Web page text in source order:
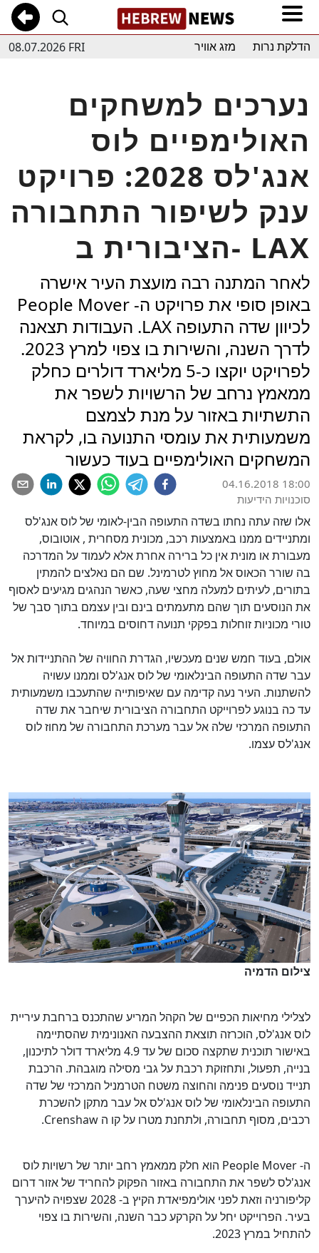
08.07.2026 FRI הדלקת נרות מזג אוויר
נערכים למשחקים
האולימפיים לוס
אנג'לס 2028: פרויקט
ענק לשיפור התחבורה
הציבורית ב- LAX
לאחר המתנה רבה מועצת העיר אישרה
באופן סופי את פרויקט ה- People Mover
לכיוון שדה התעופה LAX. העבודות תצאנה
לדרך השנה, והשירות בו צפוי למרץ 2023.
לפרויקט יוקצו כ-5 מליארד דולרים כחלק
ממאמץ נרחב של הרשויות לשפר את
התשתיות באזור על מנת לצמצם
משמעותית את עומסי התנועה בו, לקראת
המשחקים האולימפיים בעוד כעשור
04.16.2018 18:00
סוכנויות הידיעות
אלו שזה עתה נחתו בשדה התעופה הבין-לאומי של לוס אנג'לס
ומתניידים ממנו באמצעות רכב, מכונית מסחרית , אוטובוס,
מעבורת או מונית אין כל ברירה אחרת אלא לעמוד על המדרכה
בה שורר הכאוס אל מחוץ לטרמינל. שם הם נאלצים להמתין
בתורים, לעיתים למעלה מחצי שעה, כאשר הנהגים מגיעים לאסוף
את הנוסעים תוך שהם מתעמתים בינם ובין עצמם בתוך סבך של
טורי מכוניות זוחלות בפקקי תנועה דחוסים במיוחד.
אולם, בעוד חמש שנים מעכשיו, הגדרת החוויה של ההתניידות אל
עבר שדה התעופה הבינלאומי של לוס אנג'לס וממנו עשויה
להשתנות. העיר נעה קדימה עם שאיפותייה שהתעכבו משמעותית
עד כה בנוגע לפרוייקט התחבורה הציבורית שיחבר את שדה
התעופה המרכזי שלה אל עבר מערכת התחבורה של מחוז לוס
אנג'לס עצמו.
צילום הדמיה
לצלילי מחיאות הכפיים של הקהל המריע שהתכנס ברחבת עיריית
לוס אנג'לס, הוכרזה תוצאת ההצבעה האנונימית שהסתיימה
באישור תוכנית שתקצה סכום של עד 4.9 מליארד דולר לתיכנון,
בנייה, תפעול, ותחזוקת רכבת על גבי מסילה מוגבהת. הרכבת
תנייד נוסעים פנימה והחוצה משטח הטרמניל המרכזי של שדה
התעופה הבינלאומי של לוס אנג'לס אל עבר מתקן להשכרת
רכבים, מסוף תחבורה, ולתחנת מטרו על קו ה Crenshaw
.
ה-People Mover הוא חלק ממאמץ רחב יותר של רשויות לוס
אנג'לס לשפר את התחבורה באזור הפקוק להחריד של אזור דרום
קליפורניה וזאת לפני אולימפיאדת הקיץ ב- 2028 שצפויה להיערך
בעיר. הפרוייקט יחל על הקרקע כבר השנה, והשירות בו צפוי
להתחיל במרץ 2023.